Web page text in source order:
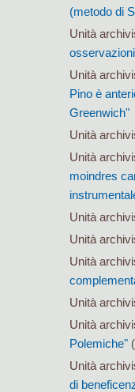
(metodo di
Unità
Unità
Pino è
Greenwich"
Unità
Unità
moindres
Unità
Unità
Unità
Unità
Unità
Polemiche"
Unità
di